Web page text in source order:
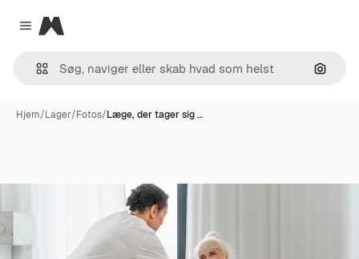
Close menu
Magnific
Søg
Hjem/Lager/Fotos/Læge, der tager sig …